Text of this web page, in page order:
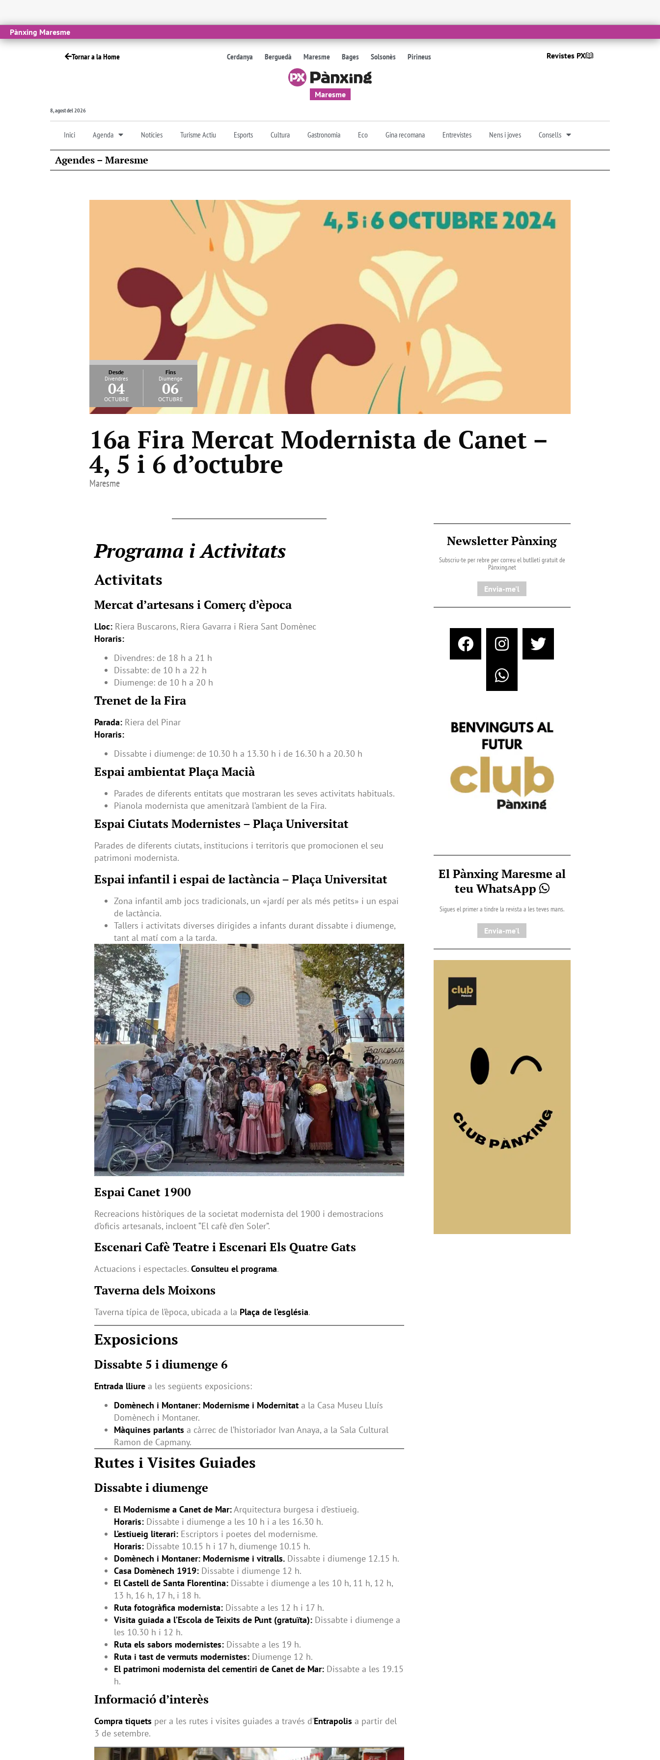
Pànxing Maresme
Tornar a la Home Cerdanya Berguedà Maresme Bages Solsonès Pirineus Revistes PX
Maresme
8, agost del 2026
Inici Agenda Notícies Turisme Actiu Esports Cultura Gastronomia Eco Gina recomana Entrevistes Nens i joves Consells
Agendes – Maresme
Desde
Divendres
04
octubre
Fins
Diumenge
06
octubre
16a Fira Mercat Modernista de Canet –
4, 5 i 6 d’octubre
Maresme
Programa i Activitats
Activitats
Mercat d’artesans i Comerç d’època
Lloc: Riera Buscarons, Riera Gavarra i Riera Sant Domènec
Horaris:
Divendres: de 18 h a 21 h
Dissabte: de 10 h a 22 h
Diumenge: de 10 h a 20 h
Trenet de la Fira
Parada: Riera del Pinar
Horaris:
Dissabte i diumenge: de 10.30 h a 13.30 h i de 16.30 h a 20.30 h
Espai ambientat Plaça Macià
Parades de diferents entitats que mostraran les seves activitats habituals.
Pianola modernista que amenitzarà l’ambient de la Fira.
Espai Ciutats Modernistes – Plaça Universitat
Parades de diferents ciutats, institucions i territoris que promocionen el seu
patrimoni modernista.
Espai infantil i espai de lactància – Plaça Universitat
Zona infantil amb jocs tradicionals, un «jardí per als més petits» i un espai
de lactància.
Tallers i activitats diverses dirigides a infants durant dissabte i diumenge,
tant al matí com a la tarda.
Espai Canet 1900
Recreacions històriques de la societat modernista del 1900 i demostracions
d’oficis artesanals, incloent “El cafè d’en Soler”.
Escenari Cafè Teatre i Escenari Els Quatre Gats
Actuacions i espectacles. Consulteu el programa.
Taverna dels Moixons
Taverna típica de l’època, ubicada a la Plaça de l’església.
Exposicions
Dissabte 5 i diumenge 6
Entrada lliure a les següents exposicions:
Domènech i Montaner: Modernisme i Modernitat a la Casa Museu Lluís
Domènech i Montaner.
Màquines parlants a càrrec de l’historiador Ivan Anaya, a la Sala Cultural
Ramon de Capmany.
Rutes i Visites Guiades
Dissabte i diumenge
El Modernisme a Canet de Mar:Arquitectura burgesa i d’estiueig.
Horaris: Dissabte i diumenge a les 10 h i a les 16.30 h.
L’estiueig literari: Escriptors i poetes del modernisme.
Horaris: Dissabte 10.15 h i 17 h, diumenge 10.15 h.
Domènech i Montaner: Modernisme i vitralls. Dissabte i diumenge 12.15 h.
Casa Domènech 1919: Dissabte i diumenge 12 h.
El Castell de Santa Florentina: Dissabte i diumenge a les 10 h, 11 h, 12 h,
13 h, 16 h, 17 h, i 18 h.
Ruta fotogràfica modernista: Dissabte a les 12 h i 17 h.
Visita guiada a l’Escola de Teixits de Punt (gratuïta): Dissabte i diumenge a
les 10.30 h i 12 h.
Ruta els sabors modernistes: Dissabte a les 19 h.
Ruta i tast de vermuts modernistes: Diumenge 12 h.
El patrimoni modernista del cementiri de Canet de Mar: Dissabte a les 19.15
h.
Informació d’interès
Compra tiquets per a les rutes i visites guiades a través d’Entrapolis a partir del
3 de setembre.
Newsletter Pànxing
Subscriu-te per rebre per correu el butlletí gratuït de
Pànxing.net​
Envia-me'l
El Pànxing Maresme al
teu WhatsApp
Sigues el primer a tindre la revista a les teves mans.
Envia-me'l